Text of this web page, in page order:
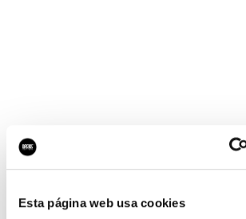
Esta página web usa cookies
¡Ups, no hay
aquí!